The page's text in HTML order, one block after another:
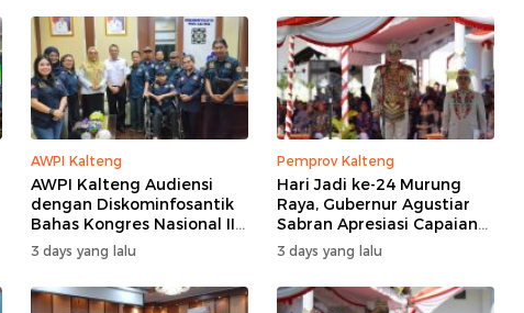
AWPI Kalteng
AWPI Kalteng Audiensi
dengan Diskominfosantik
Bahas Kongres Nasional II
AWPI
3 days yang lalu
Pemprov Kalteng
Hari Jadi ke-24 Murung
Raya, Gubernur Agustiar
Sabran Apresiasi Capaian
Pembangunan
3 days yang lalu